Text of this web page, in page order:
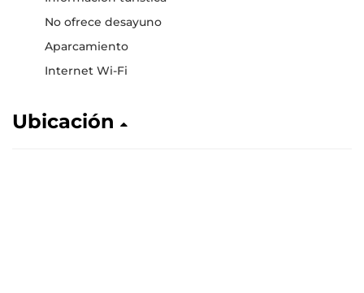
No ofrece desayuno
Aparcamiento
Internet Wi-Fi
Ubicación